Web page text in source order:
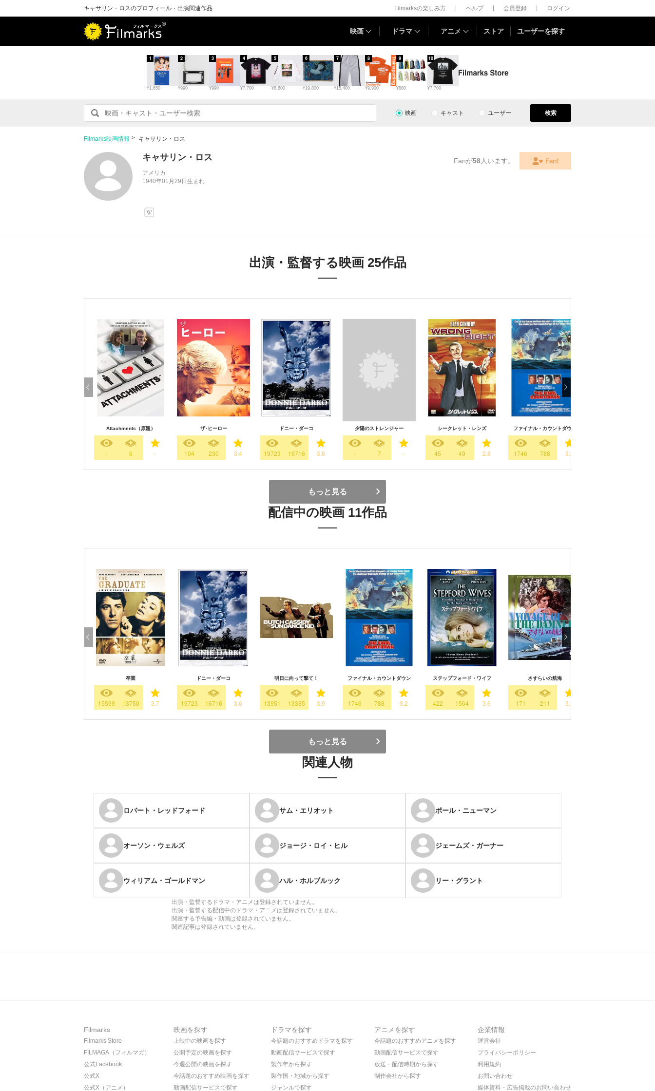
キャサリン・ロスのプロフィール・出演関連作品 Filmarksの楽しみ方 ヘルプ 会員登録 ログイン
映画 ドラマ アニメ ストア ユーザーを探す
¥1,650
1
¥990
2
¥990
3
¥7,700
4
¥8,800
5
¥19,800
6
¥15,400
7
¥9,900
8
¥880
9
¥7,700
10
映画 キャスト ユーザー 検索
Filmarks映画情報 キャサリン・ロス
キャサリン・ロス
アメリカ
1940年01月29日生まれ
Fanが58人います。
出演・監督する映画 25作品
Attachments（原題）
- 6 -
ザ･ヒーロー
104 230 3.4
ドニー・ダーコ
19723 16716 3.6
夕陽のストレンジャー
- 7 -
シークレット・レンズ
45 49 2.8
ファイナル・カウントダウン
1746 788 3.2
もっと見る
配信中の映画 11作品
卒業
15599 13750 3.7
ドニー・ダーコ
19723 16716 3.6
明日に向って撃て！
13951 13385 3.9
ファイナル・カウントダウン
1746 788 3.2
ステップフォード・ワイフ
422 1564 3.6
さすらいの航海
171 211 3.5
もっと見る
関連人物
ロバート・レッドフォード サム・エリオット ポール・ニューマン
オーソン・ウェルズ ジョージ・ロイ・ヒル ジェームズ・ガーナー
ウィリアム・ゴールドマン ハル・ホルブルック リー・グラント
出演・監督するドラマ・アニメは登録されていません。
出演・監督する配信中のドラマ・アニメは登録されていません。
関連する予告編・動画は登録されていません。
関連記事は登録されていません。
Filmarks
Filmarks Store
FILMAGA（フィルマガ）
公式Facebook
公式X
公式X（アニメ）
映画を探す
上映中の映画を探す
公開予定の映画を探す
今週公開の映画を探す
今話題のおすすめ映画を探す
動画配信サービスで探す
ドラマを探す
今話題のおすすめドラマを探す
動画配信サービスで探す
製作年から探す
製作国・地域から探す
ジャンルで探す
アニメを探す
今話題のおすすめアニメを探す
動画配信サービスで探す
放送・配信時期から探す
制作会社から探す
企業情報
運営会社
プライバシーポリシー
利用規約
お問い合わせ
媒体資料・広告掲載のお問い合わせ